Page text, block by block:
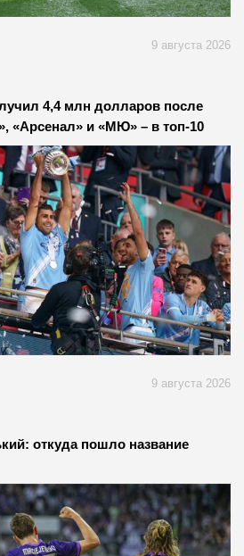
9 августа 2026
4,4 млн долларов после
«Арсенал» и «МЮ» – в топ-10
9 августа 2026
откуда пошло название